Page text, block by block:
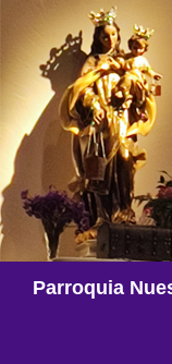
contenido
Parroquia